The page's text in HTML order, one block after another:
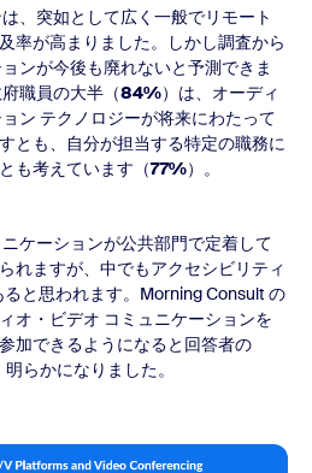
、突如として広く一般でリモート
率が高まりました。しかし調査から
ンが今後も廃れないと予測できま
職員の大半（84%）は、オーディ
ン テクノロジーが将来にわたって
とも、自分が担当する特定の職務に
も考えています（77%）。
ケーションが公共部門で定着して
れますが、中でもアクセシビリティ
と思われます。Morning Consult の
オ・ビデオ コミュニケーションを
加できるようになると回答者の
らかになりました。